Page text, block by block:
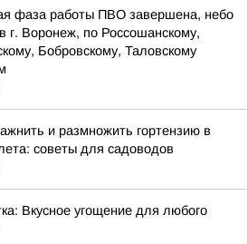
фаза работы ПВО завершена, небо
г. Воронеж, по Россошанскому,
Бобровскому, Таловскому
и размножить гортензию в
советы для садоводов
Вкусное угощение для любого